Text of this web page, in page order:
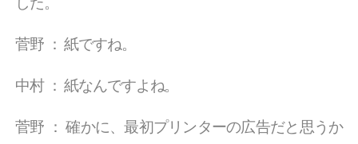
菅野：紙ですね。
中村：紙なんですよね。
菅野 ：確かに、最初プリンターの広告だと思うか